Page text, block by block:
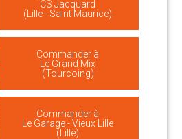
CS Jacquard
(Lille - Saint Maurice)
Commander à
Le Grand Mix
(Tourcoing)
Commander à
Le Garage - Vieux Lille
(Lille)